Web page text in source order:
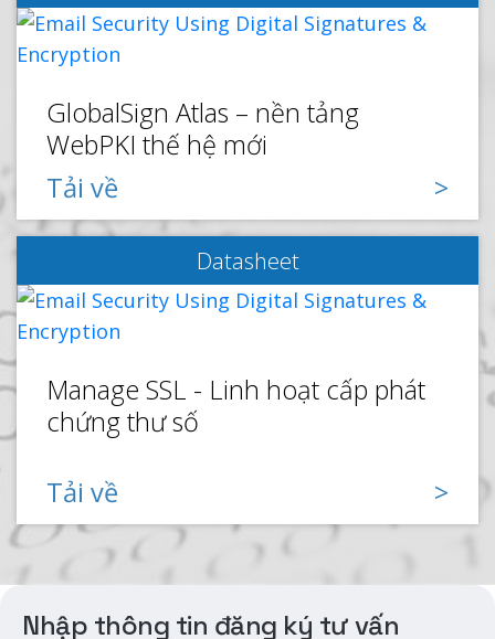
GlobalSign Atlas – nền tảng
WebPKI thế hệ mới
Tải về
Datasheet
Manage SSL - Linh hoạt cấp phát
chứng thư số
Tải về
Nhập thông tin đăng ký tư vấn